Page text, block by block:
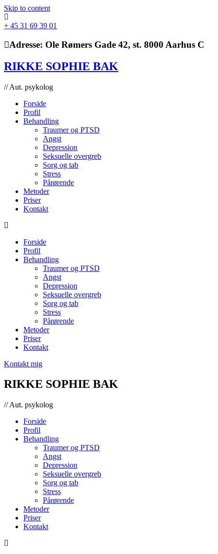
Skip to content
+ 45 31 69 39 01
Adresse: Ole Rømers Gade 42, st. 8000 Aarhus C
RIKKE SOPHIE BAK
// Aut. psykolog
Forside
Profil
Behandling
Traumer og PTSD
Angst
Depression
Seksuelle overgreb
Sorg og tab
Stress
Pårørende
Metoder
Priser
Kontakt
Forside
Profil
Behandling
Traumer og PTSD
Angst
Depression
Seksuelle overgreb
Sorg og tab
Stress
Pårørende
Metoder
Priser
Kontakt
Kontakt mig
RIKKE SOPHIE BAK
// Aut. psykolog
Forside
Profil
Behandling
Traumer og PTSD
Angst
Depression
Seksuelle overgreb
Sorg og tab
Stress
Pårørende
Metoder
Priser
Kontakt